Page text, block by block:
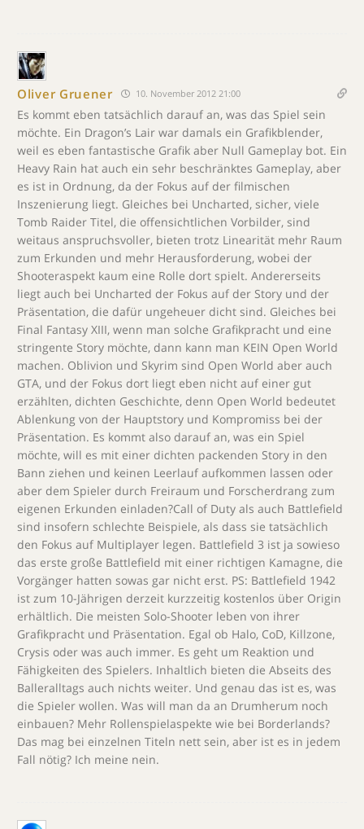
Oliver Gruener 10. November 2012 21:00
Es kommt eben tatsächlich darauf an, was das Spiel sein
möchte. Ein Dragon’s Lair war damals ein Grafikblender,
weil es eben fantastische Grafik aber Null Gameplay bot. Ein
Heavy Rain hat auch ein sehr beschränktes Gameplay, aber
es ist in Ordnung, da der Fokus auf der filmischen
Inszenierung liegt. Gleiches bei Uncharted, sicher, viele
Tomb Raider Titel, die offensichtlichen Vorbilder, sind
weitaus anspruchsvoller, bieten trotz Linearität mehr Raum
zum Erkunden und mehr Herausforderung, wobei der
Shooteraspekt kaum eine Rolle dort spielt. Andererseits
liegt auch bei Uncharted der Fokus auf der Story und der
Präsentation, die dafür ungeheuer dicht sind. Gleiches bei
Final Fantasy XIII, wenn man solche Grafikpracht und eine
stringente Story möchte, dann kann man KEIN Open World
machen. Oblivion und Skyrim sind Open World aber auch
GTA, und der Fokus dort liegt eben nicht auf einer gut
erzählten, dichten Geschichte, denn Open World bedeutet
Ablenkung von der Hauptstory und Kompromiss bei der
Präsentation. Es kommt also darauf an, was ein Spiel
möchte, will es mit einer dichten packenden Story in den
Bann ziehen und keinen Leerlauf aufkommen lassen oder
aber dem Spieler durch Freiraum und Forscherdrang zum
eigenen Erkunden einladen?Call of Duty als auch Battlefield
sind insofern schlechte Beispiele, als dass sie tatsächlich
den Fokus auf Multiplayer legen. Battlefield 3 ist ja sowieso
das erste große Battlefield mit einer richtigen Kamagne, die
Vorgänger hatten sowas gar nicht erst. PS: Battlefield 1942
ist zum 10-Jährigen derzeit kurzzeitig kostenlos über Origin
erhältlich. Die meisten Solo-Shooter leben von ihrer
Grafikpracht und Präsentation. Egal ob Halo, CoD, Killzone,
Crysis oder was auch immer. Es geht um Reaktion und
Fähigkeiten des Spielers. Inhaltlich bieten die Abseits des
Balleralltags auch nichts weiter. Und genau das ist es, was
die Spieler wollen. Was will man da an Drumherum noch
einbauen? Mehr Rollenspielaspekte wie bei Borderlands?
Das mag bei einzelnen Titeln nett sein, aber ist es in jedem
Fall nötig? Ich meine nein.